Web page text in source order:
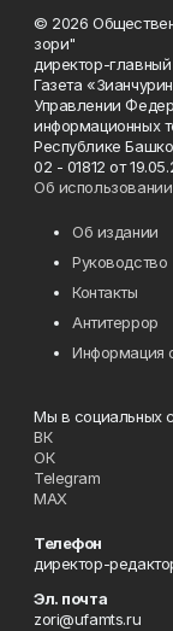
© 2026
зори"
директор-
Газета
Управлении
информационных
Республике
02 - 01812 от
Об
Об издании
Руководство
Контакты
Антитеррор
Информация
Мы в социальных
ВК
ОК
Telegram
MAX
Телефон
директор-
Эл. почта
zori@ufamts.ru